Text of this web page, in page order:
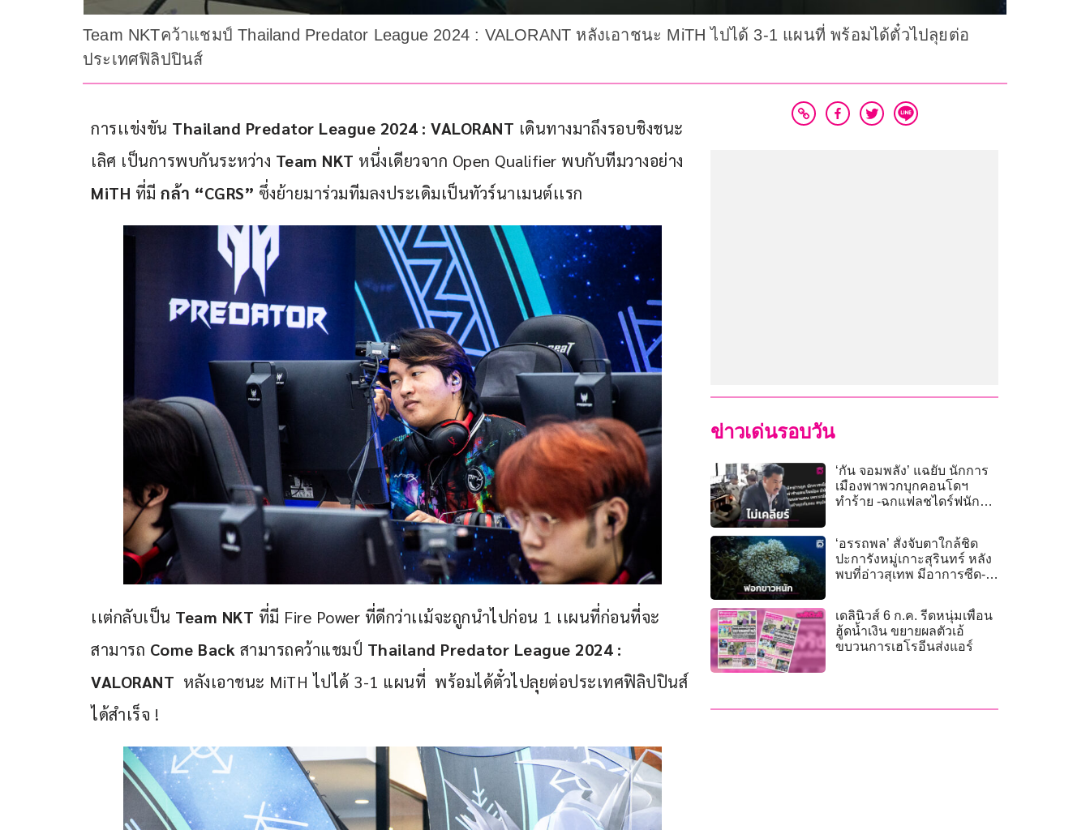
Team NKTคว้าแชมป์ Thailand Predator League 2024 : VALORANT หลังเอาชนะ MiTH ไปได้ 3-1 แผนที่ พร้อมได้ตั๋วไปลุยต่อ
ประเทศฟิลิปปินส์
การเเข่งขัน Thailand Predator League 2024 : VALORANT เดินทางมาถึงรอบชิงชนะ
เลิศ เป็นการพบกันระหว่าง Team NKT หนึ่งเดียวจาก Open Qualifier พบกับทีมวางอย่าง
MiTH ที่มี กล้า “CGRS” ซึ่งย้ายมาร่วมทีมลงประเดิมเป็นทัวร์นาเมนต์เเรก
เเต่กลับเป็น Team NKT ที่มี Fire Power ที่ดีกว่าเเม้จะถูกนำไปก่อน 1 เเผนที่ก่อนที่จะ
สามารถ Come Back สามารถคว้าแชมป์ Thailand Predator League 2024 :
VALORANT หลังเอาชนะ MiTH ไปได้ 3-1 แผนที่  พร้อมได้ตั๋วไปลุยต่อประเทศฟิลิปปินส์
ได้สำเร็จ !
ข่าวเด่นรอบวัน
‘กัน จอมพลัง’ แฉยับ นักการ
เมืองพาพวกบุกคอนโดฯ
ทำร้าย -ฉกแฟลชไดร์ฟนัก
‘อรรถพล’ สั่งจับตาใกล้ชิด
ปะการังหมู่เกาะสุรินทร์ หลัง
พบที่อ่าวสุเทพ มีอาการซีด-
เดลินิวส์ 6 ก.ค. รีดหนุ่มเพื่อน
ฮู้ดน้ำเงิน ขยายผลตัวเอ้
ขบวนการเฮโรอีนส่งแอร์